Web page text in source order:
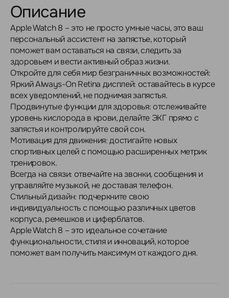
Описание
Apple Watch 8 – это не просто умные часы, это ваш
персональный ассистент на запястье, который
поможет вам оставаться на связи, следить за
здоровьем и вести активный образ жизни.
Откройте для себя мир безграничных возможностей:
Яркий Always-On Retina дисплей: оставайтесь в курсе
всех уведомлений, не поднимая запястья.
Продвинутые функции для здоровья: отслеживайте
уровень кислорода в крови, делайте ЭКГ прямо с
запястья и контролируйте свой сон.
Мотивация для движения: достигайте новых
спортивных целей с помощью расширенных метрик
тренировок.
Всегда на связи: отвечайте на звонки, сообщения и
управляйте музыкой, не доставая телефон.
Стильный дизайн: подчеркните свою
индивидуальность с помощью различных цветов
корпуса, ремешков и циферблатов.
Apple Watch 8 – это идеальное сочетание
функциональности, стиля и инноваций, которое
поможет вам получить максимум от каждого дня.